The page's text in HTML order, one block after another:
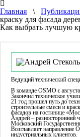
Главная \
краску для фасада
Как выбрать лучшую
Ведущий технический
В команде OSMO с
Закончил техническое
21 год прошел путь до
строительные смеси и
фасадов на гостинице
Андрей – разносторонний
Московский
Возглавляет направление
индустриальных клиентов.